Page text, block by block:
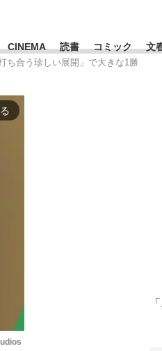
まま解散」WBC日本代表“敗戦”
CINEMA 読書 コミック 文
ち合う珍しい展開」で大きな1勝